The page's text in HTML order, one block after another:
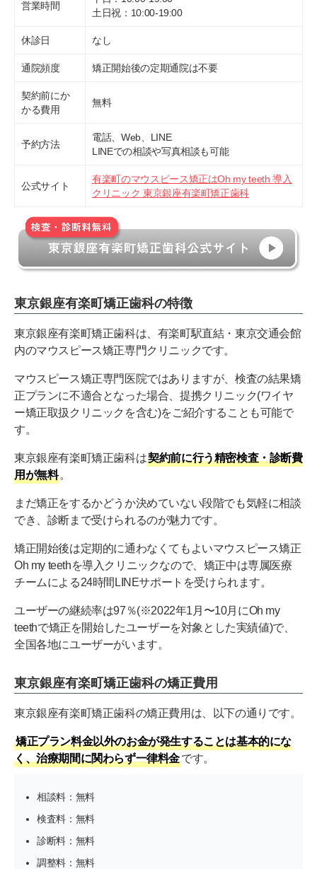
営業時間
土日祝：10:00-19:00
休診日 なし
通院頻度 矯正開始後の定期通院は不要
契約前にか
かる費用
無料
予約方法
電話、Web、LINE
LINEでの相談や写真相談も可能
公式サイト
有楽町のマウスピース矯正はOh my teeth 導入
クリニック 東京銀座有楽町矯正歯科
東京銀座有楽町矯正歯科の特徴
東京銀座有楽町矯正歯科は、有楽町駅直結・東京交通会館
内のマウスピース矯正専門クリニックです。
マウスピース矯正専門医院ではありますが、検査の結果矯
正プランに不適合となった場合、提携クリニック(ワイヤ
ー矯正取扱クリニックを含む)をご紹介することも可能で
す。
東京銀座有楽町矯正歯科は契約前に行う精密検査・診断費
用が無料 。
まだ矯正をするかどうか決めていない段階でも気軽に相談
でき、診断まで受けられるのが魅力です。
矯正開始後は定期的に通わなくてもよいマウスピース矯正
Oh my teethを導入クリニックなので、矯正中は専属医療
チームによる24時間LINEサポートを受けられます。
ユーザーの継続率は97％(※2022年1月〜10月にOh my
teethで矯正を開始したユーザーを対象とした実績値)で、
全国各地にユーザーがいます。
東京銀座有楽町矯正歯科の矯正費用
東京銀座有楽町矯正歯科の矯正費用は、以下の通りです。
矯正プラン料金以外のお金が発生することは基本的にな
く、治療期間に関わらず一律料金です。
相談料：無料
検査料：無料
診断料：無料
調整料：無料